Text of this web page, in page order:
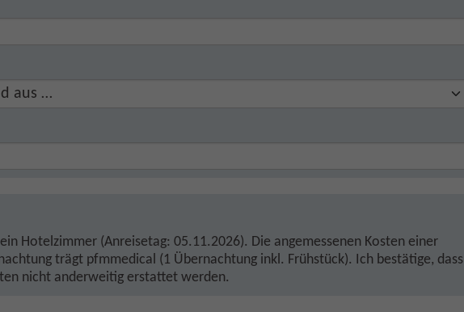
Hotelzimmer (Anreisetag: 05.11.2026). Die angemessenen Kosten einer
trägt pfmmedical (1 Übernachtung inkl. Frühstück). Ich bestätige, dass
nicht anderweitig erstattet werden.